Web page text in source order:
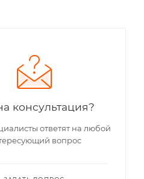
консультация?
ответят на любой
вопрос